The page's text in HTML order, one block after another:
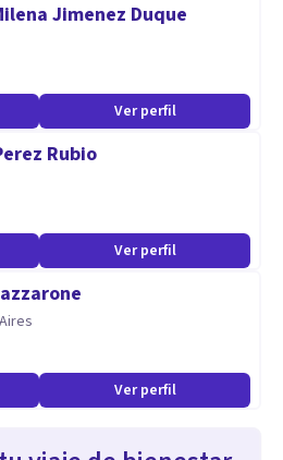
a:
etc
Jimenez Duque
Ver perfil
Rubio
Ver perfil
Ver perfil